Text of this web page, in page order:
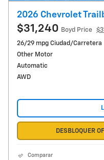
2026 Chevrolet
$31,240 Boyd Price
26/29 mpg Ciudad/Carretera
Other Motor
Automatic
AWD
DESBLOQUER
Comparar